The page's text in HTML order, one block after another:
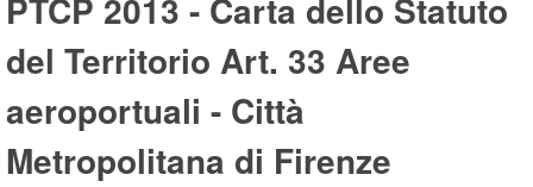
PTCP 2013 - Carta dello Statuto
del Territorio Art. 33 Aree
aeroportuali - Città
Metropolitana di Firenze